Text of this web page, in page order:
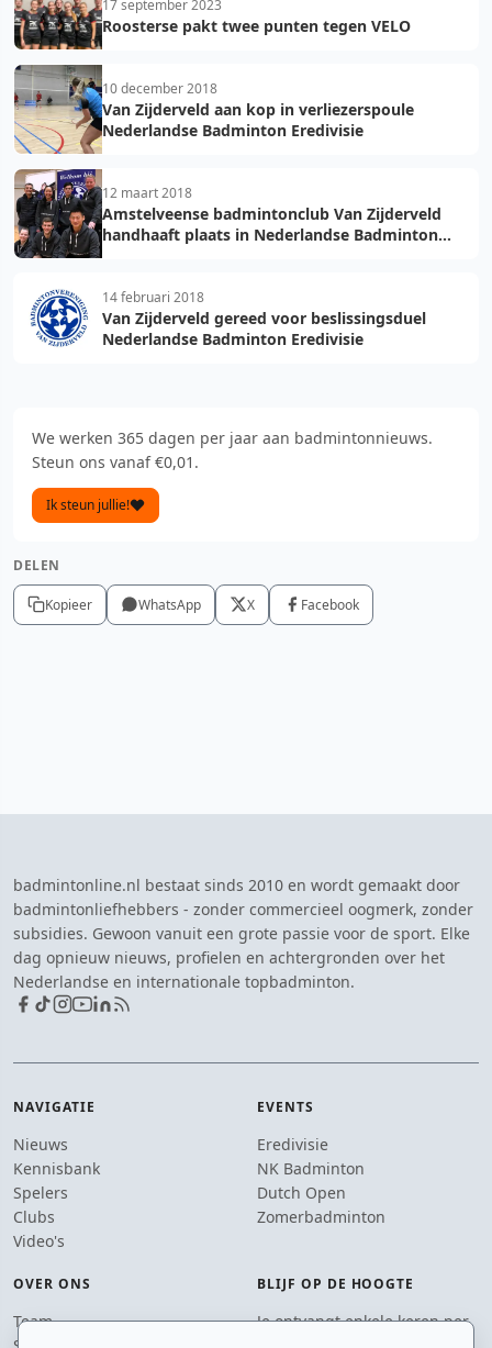
17 september 2023
Roosterse pakt twee punten tegen VELO
10 december 2018
Van Zijderveld aan kop in verliezerspoule
Nederlandse Badminton Eredivisie
12 maart 2018
Amstelveense badmintonclub Van Zijderveld
handhaaft plaats in Nederlandse Badminton
14 februari 2018
Van Zijderveld gereed voor beslissingsduel
Nederlandse Badminton Eredivisie
We werken 365 dagen per jaar aan badmintonnieuws.
Steun ons vanaf €0,01.
Ik steun jullie!
DELEN
Kopieer WhatsApp X Facebook
badmintonline.nl bestaat sinds 2010 en wordt gemaakt door
badmintonliefhebbers - zonder commercieel oogmerk, zonder
subsidies. Gewoon vanuit een grote passie voor de sport. Elke
dag opnieuw nieuws, profielen en achtergronden over het
Nederlandse en internationale topbadminton.
NAVIGATIE
Nieuws
Kennisbank
Spelers
Clubs
Video's
EVENTS
Eredivisie
NK Badminton
Dutch Open
Zomerbadminton
OVER ONS
Team
BLIJF OP DE HOOGTE
Je ontvangt enkele keren per